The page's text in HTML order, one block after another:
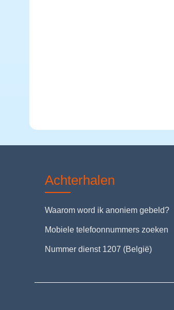
Achterhalen
Waarom word ik anoniem gebeld?
Mobiele telefoonnummers zoeken
Nummer dienst 1207 (België)